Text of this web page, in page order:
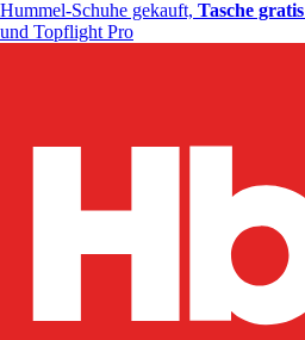
Hummel-Schuhe gekauft, Tasche gratis
und Topflight Pro